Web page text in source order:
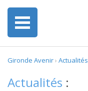
Gironde Avenir› Actualités
Actualités :